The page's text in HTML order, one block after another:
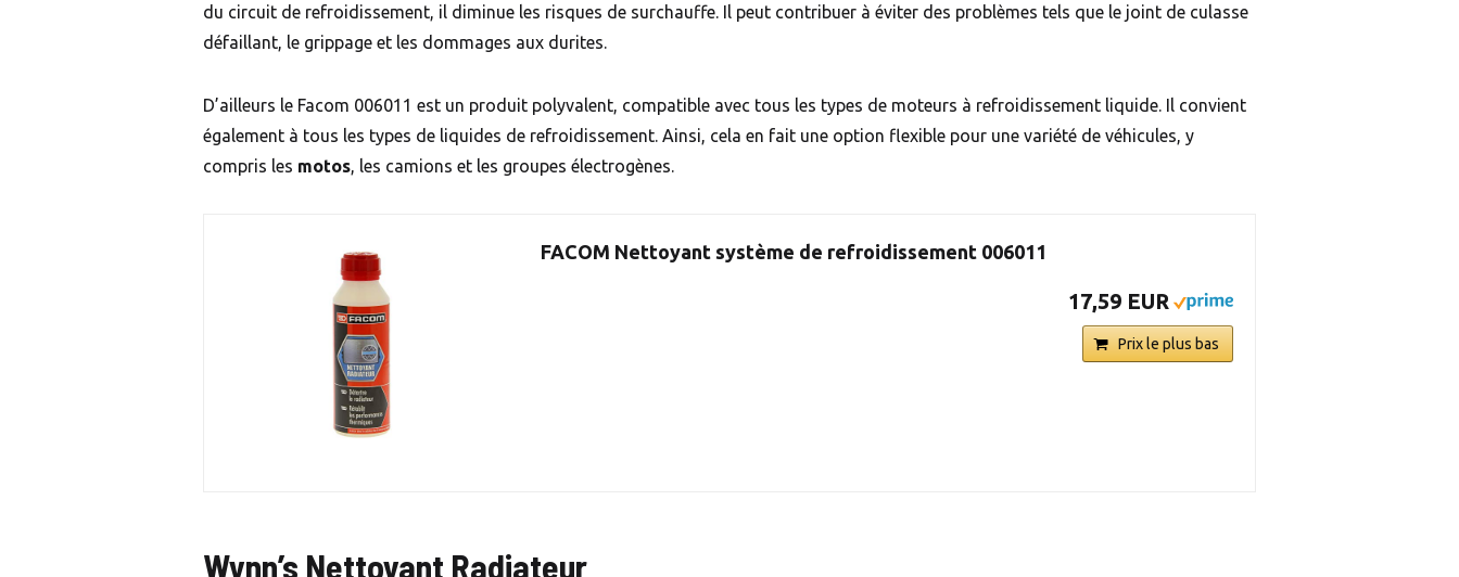
du circuit de refroidissement, il diminue les risques de surchauffe. Il peut contribuer à éviter des problèmes tels que le joint de culasse
défaillant, le grippage et les dommages aux durites.
D’ailleurs le Facom 006011 est un produit polyvalent, compatible avec tous les types de moteurs à refroidissement liquide. Il convient
également à tous les types de liquides de refroidissement. Ainsi, cela en fait une option flexible pour une variété de véhicules, y
compris les motos, les camions et les groupes électrogènes.
FACOM Nettoyant système de refroidissement 006011
17,59 EUR
Prix le plus bas
Wynn’s Nettoyant Radiateur